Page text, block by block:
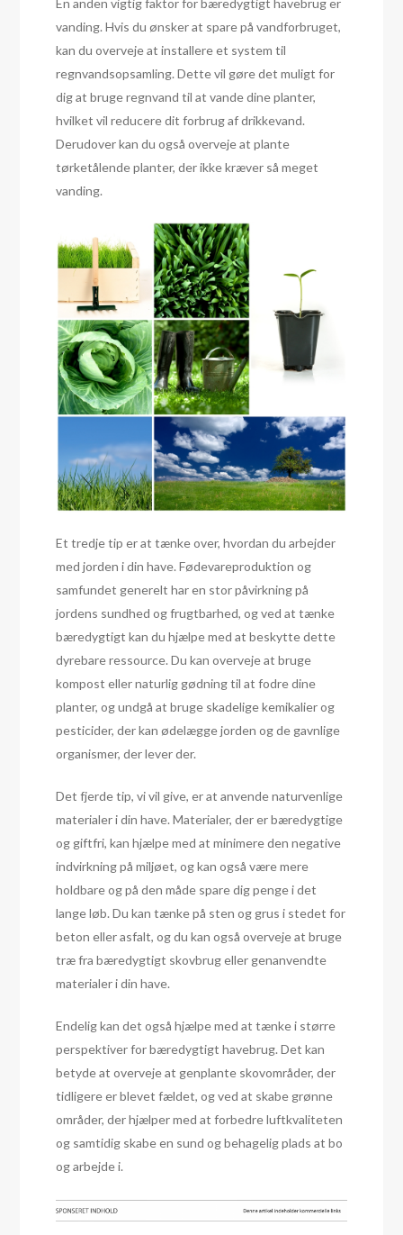
En anden vigtig faktor for bæredygtigt havebrug er
vanding. Hvis du ønsker at spare på vandforbruget,
kan du overveje at installere et system til
regnvandsopsamling. Dette vil gøre det muligt for
dig at bruge regnvand til at vande dine planter,
hvilket vil reducere dit forbrug af drikkevand.
Derudover kan du også overveje at plante
tørketålende planter, der ikke kræver så meget
vanding.
Et tredje tip er at tænke over, hvordan du arbejder
med jorden i din have. Fødevareproduktion og
samfundet generelt har en stor påvirkning på
jordens sundhed og frugtbarhed, og ved at tænke
bæredygtigt kan du hjælpe med at beskytte dette
dyrebare ressource. Du kan overveje at bruge
kompost eller naturlig gødning til at fodre dine
planter, og undgå at bruge skadelige kemikalier og
pesticider, der kan ødelægge jorden og de gavnlige
organismer, der lever der.
Det fjerde tip, vi vil give, er at anvende naturvenlige
materialer i din have. Materialer, der er bæredygtige
og giftfri, kan hjælpe med at minimere den negative
indvirkning på miljøet, og kan også være mere
holdbare og på den måde spare dig penge i det
lange løb. Du kan tænke på sten og grus i stedet for
beton eller asfalt, og du kan også overveje at bruge
træ fra bæredygtigt skovbrug eller genanvendte
materialer i din have.
Endelig kan det også hjælpe med at tænke i større
perspektiver for bæredygtigt havebrug. Det kan
betyde at overveje at genplante skovområder, der
tidligere er blevet fældet, og ved at skabe grønne
områder, der hjælper med at forbedre luftkvaliteten
og samtidig skabe en sund og behagelig plads at bo
og arbejde i.